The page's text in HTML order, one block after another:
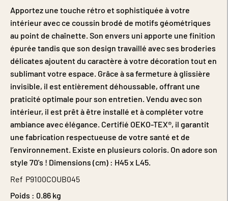
Apportez une touche rétro et sophistiquée à votre
intérieur avec ce coussin brodé de motifs géométriques
au point de chaînette. Son envers uni apporte une finition
épurée tandis que son design travaillé avec ses broderies
délicates ajoutent du caractère à votre décoration tout en
sublimant votre espace. Grâce à sa fermeture à glissière
invisible, il est entièrement déhoussable, offrant une
praticité optimale pour son entretien. Vendu avec son
intérieur, il est prêt à être installé et à compléter votre
ambiance avec élégance. Certifié OEKO-TEX®, il garantit
une fabrication respectueuse de votre santé et de
l’environnement. Existe en plusieurs coloris. On adore son
style 70's ! Dimensions (cm) : H45 x L45.
Ref P9100COUB045
Poids : 0.86 kg